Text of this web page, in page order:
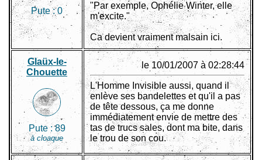
Pute :0
"Par exemple, Ophélie Winter, elle
m'excite."
Ca devient vraiment malsain ici.
Glaüx-le-
Chouette
Pute :89
à cloaque
le 10/01/2007 à 02:28:44
L'Homme Invisible aussi, quand il
enlève ses bandelettes et qu'il a pas
de tête dessous, ça me donne
immédiatement envie de mettre des
tas de trucs sales, dont ma bite, dans
le trou de son cou.